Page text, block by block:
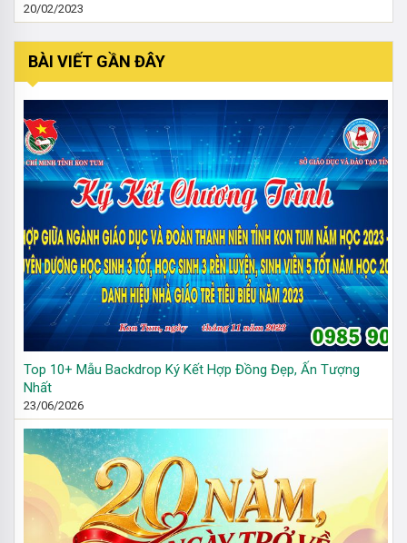
20/02/2023
BÀI VIẾT GẦN ĐÂY
Top 10+ Mẫu Backdrop Ký Kết Hợp Đồng Đẹp, Ấn Tượng
Nhất
23/06/2026